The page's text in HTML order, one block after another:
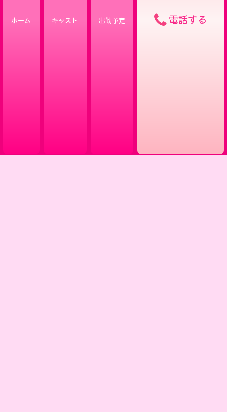
ホーム キャスト 出勤予定 電話する